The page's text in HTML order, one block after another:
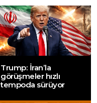
Trump: İran’la
görüşmeler hızlı
tempoda sürüyor